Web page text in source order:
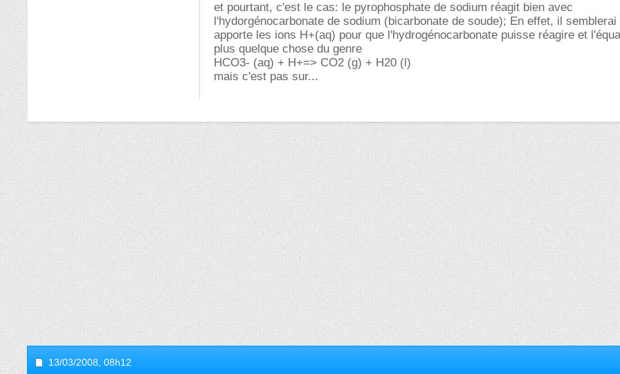
et pourtant, c'est le cas: le pyrophosphate de sodium réagit bien avec
l'hydorgénocarbonate de sodium (bicarbonate de soude); En effet, il semblerai
apporte les ions H+(aq) pour que l'hydrogénocarbonate puisse réagire et
plus quelque chose du genre
HCO3- (aq) + H+=> CO2 (g) + H20 (l)
mais c'est pas sur...
13/03/2008, 08h12